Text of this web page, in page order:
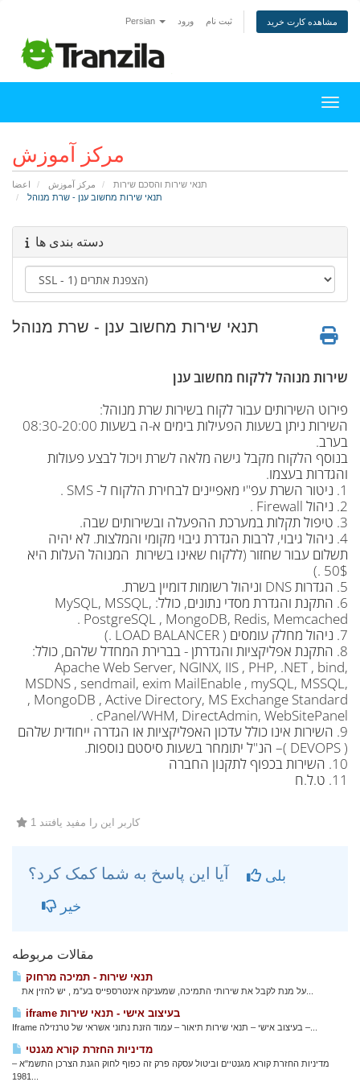
Persian ورود ثبت نام مشاهده کارت خرید
مرکز آموزش
اعضا مرکز آموزش
תנאי שירות והסכם שירות
תנאי שירות מחשוב ענן - שרת מנוהל
دسته بندی ها
תנאי שירות מחשוב ענן - שרת מנוהל
שירות מנוהל ללקוח מחשוב ענן
פירוט השירותים עבור לקוח בשירות שרת מנוהל:
השירות ניתן בשעות הפעילות בימים א-ה בשעות 08:30-20:00
בערב.
בנוסף הלקוח מקבל גישה מלאה לשרת ויכול לבצע פעולות
והגדרות בעצמו.
1. ניטור השרת עפ"י מאפיינים לבחירת הלקוח ל- SMS .
2. ניהול Firewall .
3. טיפול תקלות במערכת ההפעלה ובשירותים שבה.
4. ניהול גיבוי, לרבות הגדרת גיבוי מקומי והמלצות. לא יהיה
תשלום עבור שחזור (ללקוח שאינו בשירות המנוהל העלות היא
50$ .)
5. הגדרות DNS וניהול רשומות דומיין בשרת.
6. התקנת והגדרת מסדי נתונים, כולל: MySQL, MSSQL,
PostgreSQL , MongoDB, Redis, Memcached .
7. ניהול מחלק עומסים ( LOAD BALANCER .)
8. התקנת אפליקציות והגדרתן - בברירת המחדל שלהם, כולל:
Apache Web Server, NGINX, IIS , PHP, .NET , bind,
MSDNS , sendmail, exim MailEnable , mySQL, MSSQL,
MongoDB , Active Directory, MS Exchange Standard ,
cPanel/WHM, DirectAdmin, WebSitePanel .
9. השירות אינו כולל עדכון האפליקציות או הגדרה ייחודית שלהם
( DEVOPS )– הנ"ל יתומחר בשעות סיסטם נוספות.
10. השירות בכפוף לתקנון החברה
11. ט.ל.ח
1 کاربر این را مفید یافتند
بلی
خیر
مقالات مربوطه
תנאי שירות - תמיכה מרחוק
iframe בעיצוב אישי - תנאי שירות
Iframe בעיצוב אישי – תנאי שירות תיאור – עמוד הזנת נתוני אשראי של טרנזילה –...
מדיניות החזרת קורא מגנטי
מדיניות החזרת קורא מגנטיים וביטול עסקה פרק זה כפוף לחוק הגנת הצרכן התשמ"א –